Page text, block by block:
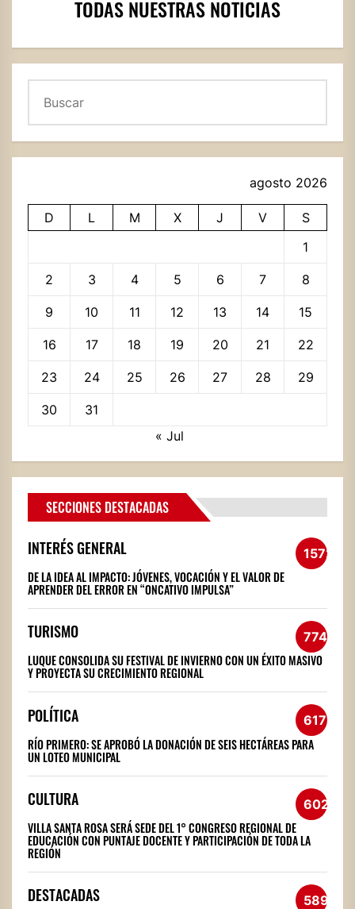
TODAS NUESTRAS NOTICIAS
agosto 2026
D L M X J V
S
1
2 3 4 5 6 7 8
9 10 11 12 13 14 15
16 17 18 19 20 21 22
23 24 25 26 27 28 29
30
31
« Jul
SECCIONES DESTACADAS
INTERÉS GENERAL 1572
DE LA IDEA AL IMPACTO: JÓVENES, VOCACIÓN Y EL VALOR DE
APRENDER DEL ERROR EN “ONCATIVO IMPULSA”
TURISMO 774
LUQUE CONSOLIDA SU FESTIVAL DE INVIERNO CON UN ÉXITO MASIVO
Y PROYECTA SU CRECIMIENTO REGIONAL
POLÍTICA 617
RÍO PRIMERO: SE APROBÓ LA DONACIÓN DE SEIS HECTÁREAS PARA
UN LOTEO MUNICIPAL
CULTURA 602
VILLA SANTA ROSA SERÁ SEDE DEL 1° CONGRESO REGIONAL DE
EDUCACIÓN CON PUNTAJE DOCENTE Y PARTICIPACIÓN DE TODA LA
REGIÓN
DESTACADAS 589